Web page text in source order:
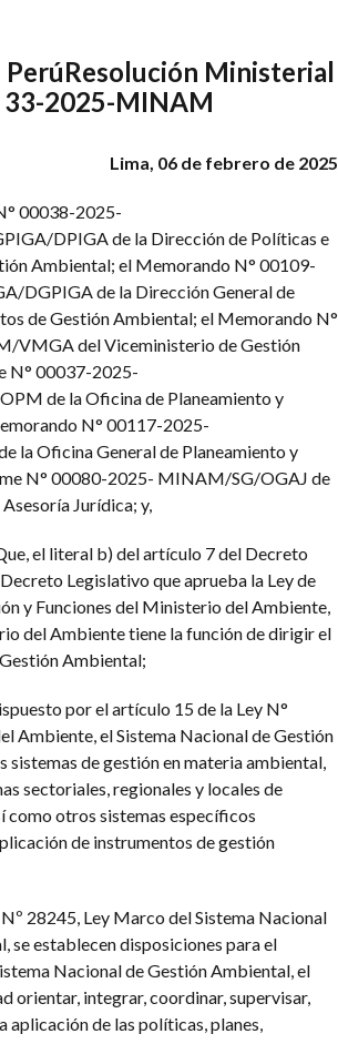
PerúResolución Ministerial
33-2025-MINAM
Lima, 06 de febrero de 2025
00038-2025-
DPIGA de la Dirección de Políticas e
Ambiental; el Memorando N° 00109-
DGPIGA de la Dirección General de
de Gestión Ambiental; el Memorando N°
VMGA del Viceministerio de Gestión
N° 00037-2025-
de la Oficina de Planeamiento y
N° 00117-2025-
la Oficina General de Planeamiento y
N° 00080-2025- MINAM/SG/OGAJ de
Jurídica; y,
el literal b) del artículo 7 del Decreto
Legislativo que aprueba la Ley de
y Funciones del Ministerio del Ambiente,
del Ambiente tiene la función de dirigir el
Ambiental;
por el artículo 15 de la Ley N°
Ambiente, el Sistema Nacional de Gestión
sistemas de gestión en materia ambiental,
sectoriales, regionales y locales de
como otros sistemas específicos
de instrumentos de gestión
28245, Ley Marco del Sistema Nacional
se establecen disposiciones para el
Nacional de Gestión Ambiental, el
orientar, integrar, coordinar, supervisar,
aplicación de las políticas, planes,